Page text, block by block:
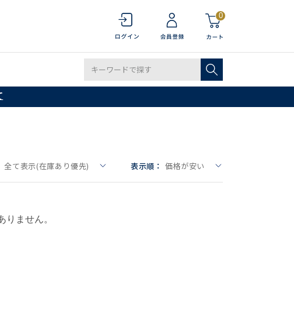
0
全て表示(在庫あり優先) 表示順： 価格が安い
りません。